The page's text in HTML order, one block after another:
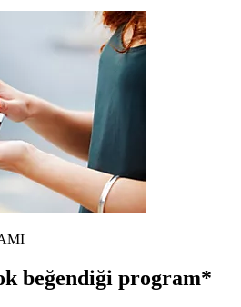
beğendiği program*